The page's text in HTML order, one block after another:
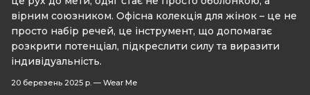
вірним союзником. Офісна колекція для жінок – це не
просто набір речей, це інструмент, що допомагає
розкрити потенціал, підкреслити силу та виразити
індивідуальність.
20 березень 2025 р. — Wear Me